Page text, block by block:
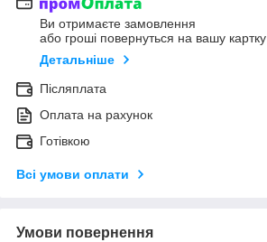
Ви отримаєте замовлення
або гроші повернуться на вашу картку
Детальніше
Післяплата
Оплата на рахунок
Готівкою
Всі умови оплати
Умови повернення